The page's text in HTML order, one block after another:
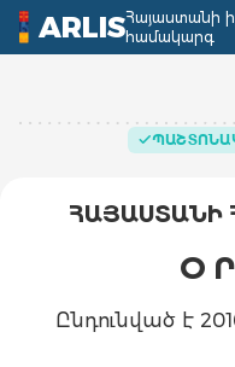
ARLISՀայաստանի
համակարգ
ՀԱՅԱՍՏԱՆԻ
Օ
Ընդունված է